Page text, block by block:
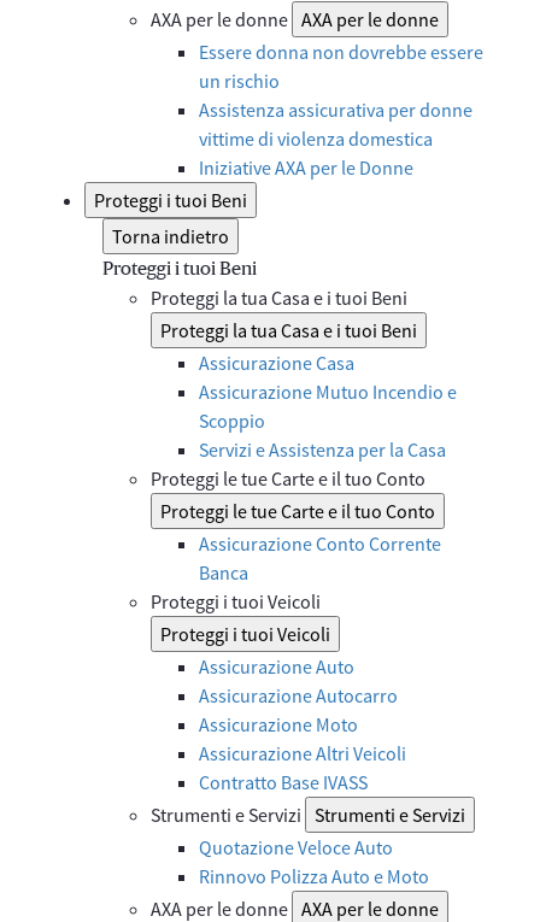
AXA per le donne AXA per le donne
Essere donna non dovrebbe essere
un rischio
Assistenza assicurativa per donne
vittime di violenza domestica
Iniziative AXA per le Donne
Proteggi i tuoi Beni
Torna indietro
Proteggi i tuoi Beni
Proteggi la tua Casa e i tuoi Beni
Proteggi la tua Casa e i tuoi Beni
Assicurazione Casa
Assicurazione Mutuo Incendio e
Scoppio
Servizi e Assistenza per la Casa
Proteggi le tue Carte e il tuo Conto
Proteggi le tue Carte e il tuo Conto
Assicurazione Conto Corrente
Banca
Proteggi i tuoi Veicoli
Proteggi i tuoi Veicoli
Assicurazione Auto
Assicurazione Autocarro
Assicurazione Moto
Assicurazione Altri Veicoli
Contratto Base IVASS
Strumenti e Servizi Strumenti e Servizi
Quotazione Veloce Auto
Rinnovo Polizza Auto e Moto
AXA per le donne AXA per le donne